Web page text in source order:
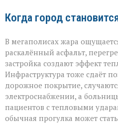
Когда город
В мегаполисах жара
раскалённый асфальт,
застройка создают эффект
Инфраструктура тоже сдаёт
дорожное покрытие,
электроснабжении, а
пациентов с тепловыми
обычная прогулка может